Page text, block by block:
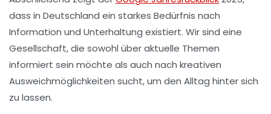
dass in Deutschland ein starkes Bedürfnis nach
Information und Unterhaltung existiert. Wir sind eine
Gesellschaft, die sowohl über aktuelle Themen
informiert sein möchte als auch nach kreativen
Ausweichmöglichkeiten sucht, um den Alltag hinter sich
zu lassen.